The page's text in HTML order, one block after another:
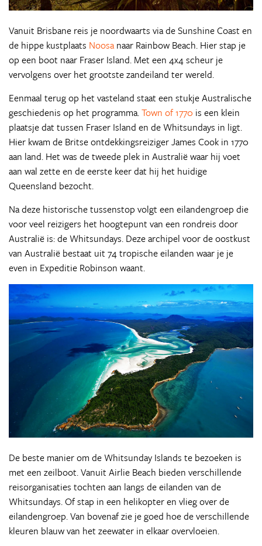
Vanuit Brisbane reis je noordwaarts via de Sunshine Coast en
de hippe kustplaats Noosa naar Rainbow Beach. Hier stap je
op een boot naar Fraser Island. Met een 4x4 scheur je
vervolgens over het grootste zandeiland ter wereld.
Eenmaal terug op het vasteland staat een stukje Australische
geschiedenis op het programma.Town of 1770 is een klein
plaatsje dat tussen Fraser Island en de Whitsundays in ligt.
Hier kwam de Britse ontdekkingsreiziger James Cook in 1770
aan land. Het was de tweede plek in Australië waar hij voet
aan wal zette en de eerste keer dat hij het huidige
Queensland bezocht.
Na deze historische tussenstop volgt een eilandengroep die
voor veel reizigers het hoogtepunt van een rondreis door
Australië is: de Whitsundays. Deze archipel voor de oostkust
van Australië bestaat uit 74 tropische eilanden waar je je
even in Expeditie Robinson waant.
De beste manier om de Whitsunday Islands te bezoeken is
met een zeilboot. Vanuit Airlie Beach bieden verschillende
reisorganisaties tochten aan langs de eilanden van de
Whitsundays. Of stap in een helikopter en vlieg over de
eilandengroep. Van bovenaf zie je goed hoe de verschillende
kleuren blauw van het zeewater in elkaar overvloeien.